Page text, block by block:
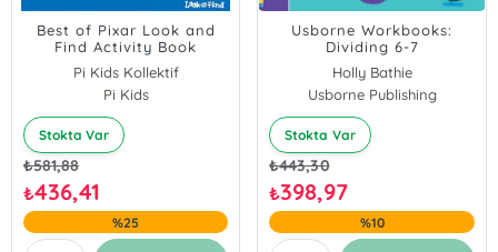
Best of Pixar Look and
Find Activity Book
Pi Kids Kollektif
Pi Kids
Stokta Var
₺581,88
₺436,41
%25
Usborne Workbooks:
Dividing 6-7
Holly Bathie
Usborne Publishing
Stokta Var
₺443,30
₺398,97
%10